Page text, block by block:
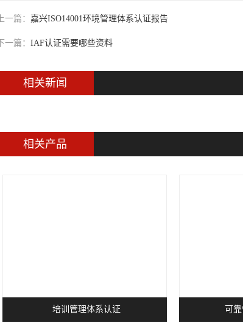
上一篇： 嘉兴ISO14001环境管理体系认证报告
下一篇： IAF认证需要哪些资料
相关新闻
相关产品
培训管理体系认证 可